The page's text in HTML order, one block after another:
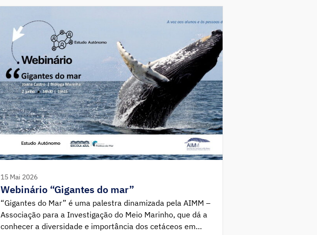
15 Mai 2026
Webinário “Gigantes do mar”
“Gigantes do Mar” é uma palestra dinamizada pela AIMM –
Associação para a Investigação do Meio Marinho, que dá a
conhecer a diversidade e importância dos cetáceos em